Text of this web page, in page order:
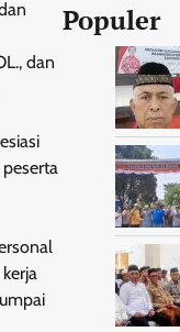
dan
Populer